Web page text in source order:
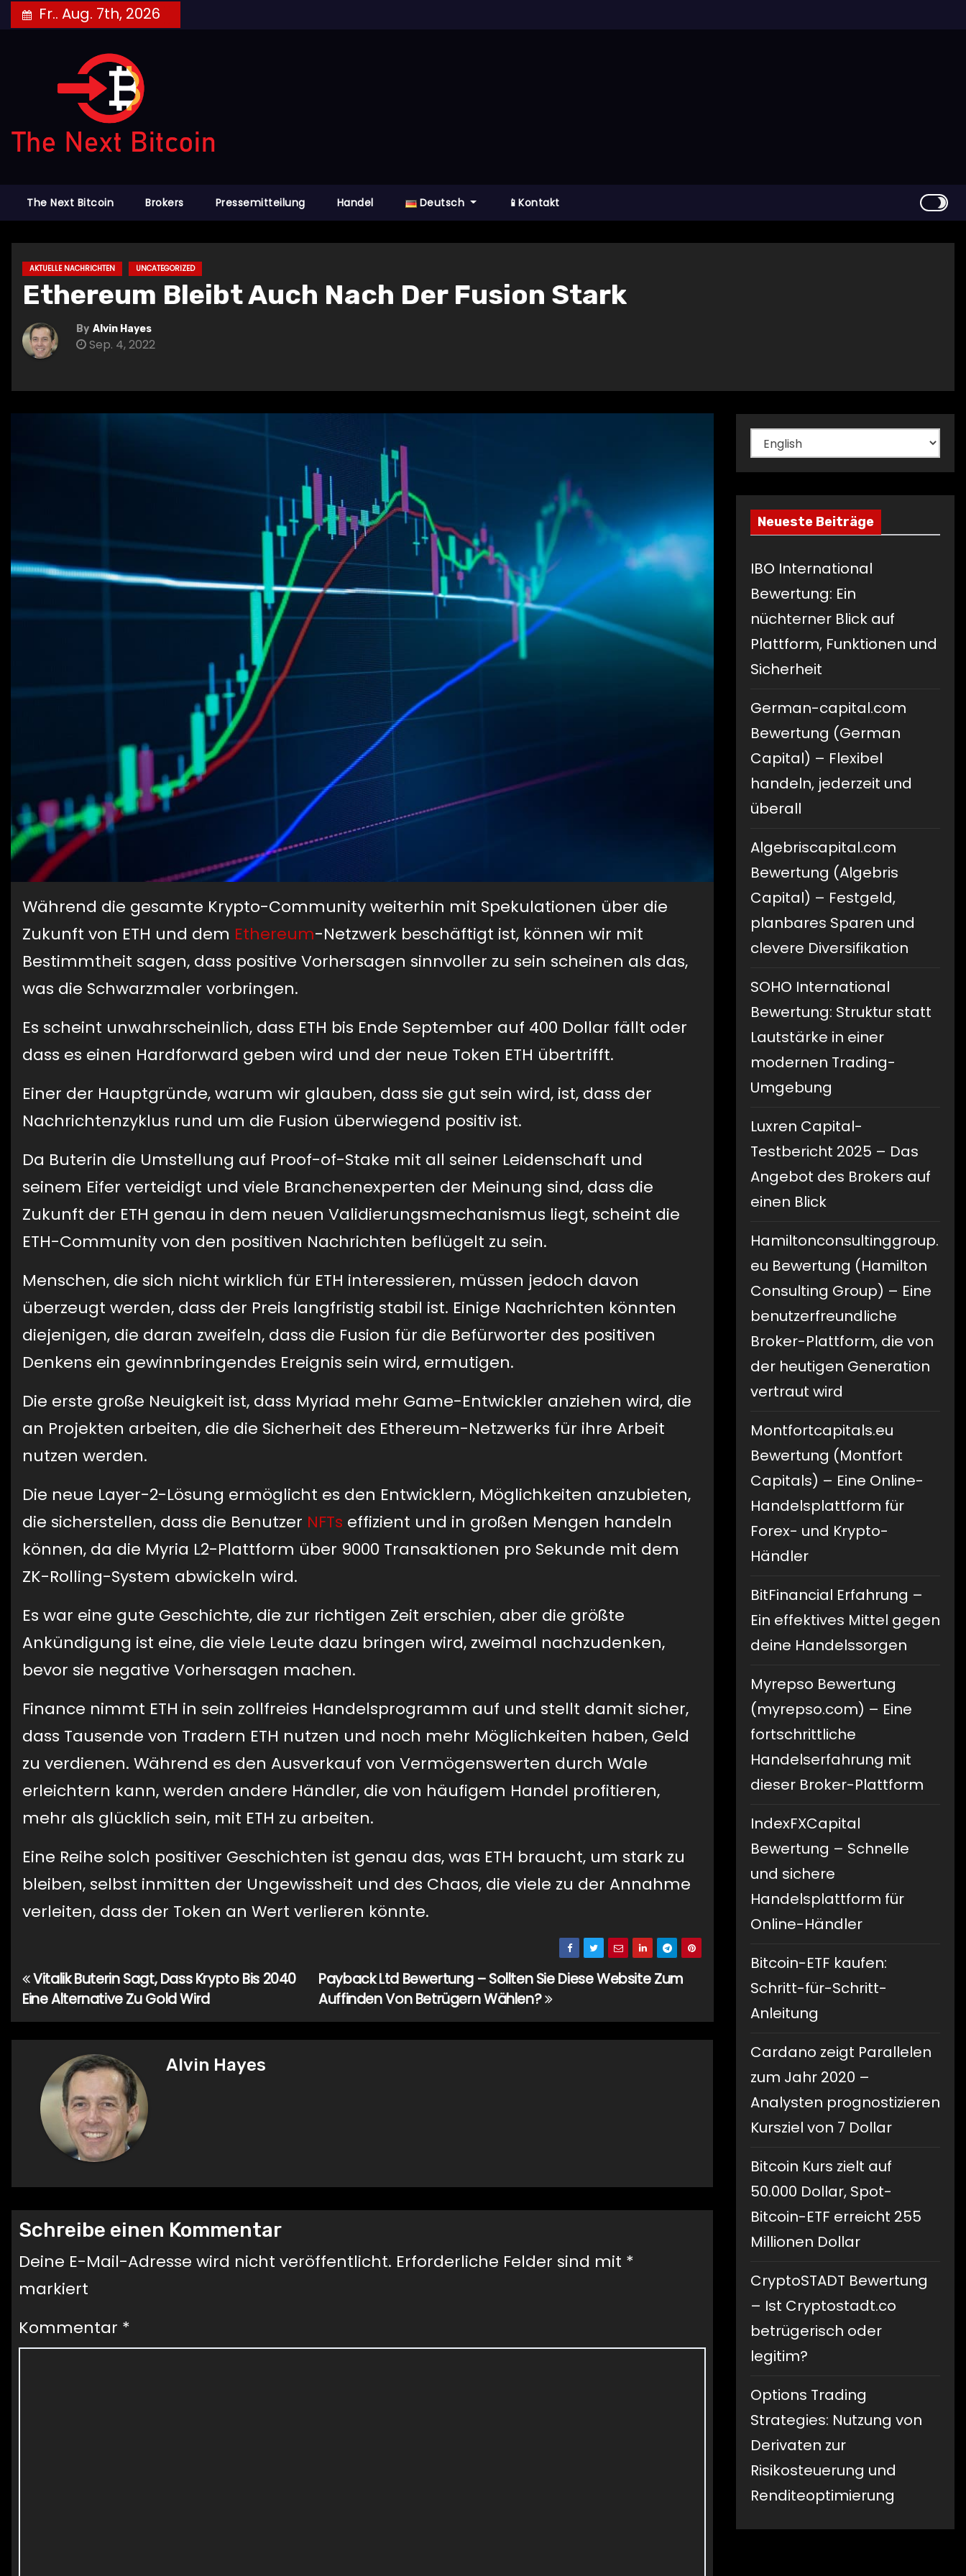
to
Fr.. Aug. 7th, 2026
The Next Bitcoin Brokers Pressemitteilung Handel Deutsch 📱Kontakt
AKTUELLE NACHRICHTEN UNCATEGORIZED
Ethereum Bleibt Auch Nach Der Fusion Stark
By Alvin Hayes
Sep. 4, 2022
Während die gesamte Krypto-Community weiterhin mit Spekulationen über die
Zukunft von ETH und dem Ethereum-Netzwerk beschäftigt ist, können wir mit
Bestimmtheit sagen, dass positive Vorhersagen sinnvoller zu sein scheinen als das,
was die Schwarzmaler vorbringen.
Es scheint unwahrscheinlich, dass ETH bis Ende September auf 400 Dollar fällt oder
dass es einen Hardforward geben wird und der neue Token ETH übertrifft.
Einer der Hauptgründe, warum wir glauben, dass sie gut sein wird, ist, dass der
Nachrichtenzyklus rund um die Fusion überwiegend positiv ist.
Da Buterin die Umstellung auf Proof-of-Stake mit all seiner Leidenschaft und
seinem Eifer verteidigt und viele Branchenexperten der Meinung sind, dass die
Zukunft der ETH genau in dem neuen Validierungsmechanismus liegt, scheint die
ETH-Community von den positiven Nachrichten beflügelt zu sein.
Menschen, die sich nicht wirklich für ETH interessieren, müssen jedoch davon
überzeugt werden, dass der Preis langfristig stabil ist. Einige Nachrichten könnten
diejenigen, die daran zweifeln, dass die Fusion für die Befürworter des positiven
Denkens ein gewinnbringendes Ereignis sein wird, ermutigen.
Die erste große Neuigkeit ist, dass Myriad mehr Game-Entwickler anziehen wird, die
an Projekten arbeiten, die die Sicherheit des Ethereum-Netzwerks für ihre Arbeit
nutzen werden.
Die neue Layer-2-Lösung ermöglicht es den Entwicklern, Möglichkeiten anzubieten,
die sicherstellen, dass die Benutzer NFTs effizient und in großen Mengen handeln
können, da die Myria L2-Plattform über 9000 Transaktionen pro Sekunde mit dem
ZK-Rolling-System abwickeln wird.
Es war eine gute Geschichte, die zur richtigen Zeit erschien, aber die größte
Ankündigung ist eine, die viele Leute dazu bringen wird, zweimal nachzudenken,
bevor sie negative Vorhersagen machen.
Finance nimmt ETH in sein zollfreies Handelsprogramm auf und stellt damit sicher,
dass Tausende von Tradern ETH nutzen und noch mehr Möglichkeiten haben, Geld
zu verdienen. Während es den Ausverkauf von Vermögenswerten durch Wale
erleichtern kann, werden andere Händler, die von häufigem Handel profitieren,
mehr als glücklich sein, mit ETH zu arbeiten.
Eine Reihe solch positiver Geschichten ist genau das, was ETH braucht, um stark zu
bleiben, selbst inmitten der Ungewissheit und des Chaos, die viele zu der Annahme
verleiten, dass der Token an Wert verlieren könnte.
Beitragsnavigation
Payback Ltd Bewertung – Sollten Sie Diese Website Zum
Auffinden Von Betrügern Wählen?
Vitalik Buterin Sagt, Dass Krypto Bis 2040
Eine Alternative Zu Gold Wird
Alvin Hayes
Schreibe einen Kommentar
Deine E-Mail-Adresse wird nicht veröffentlicht. Erforderliche Felder sind mit *
markiert
Kommentar *
Sprache
auswählen
Neueste Beiträge
IBO International
Bewertung: Ein
nüchterner Blick auf
Plattform, Funktionen und
Sicherheit
German-capital.com
Bewertung (German
Capital) – Flexibel
handeln, jederzeit und
überall
Algebriscapital.com
Bewertung (Algebris
Capital) – Festgeld,
planbares Sparen und
clevere Diversifikation
SOHO International
Bewertung: Struktur statt
Lautstärke in einer
modernen Trading-
Umgebung
Luxren Capital-
Testbericht 2025 – Das
Angebot des Brokers auf
einen Blick
Hamiltonconsultinggroup.
eu Bewertung (Hamilton
Consulting Group) – Eine
benutzerfreundliche
Broker-Plattform, die von
der heutigen Generation
vertraut wird
Montfortcapitals.eu
Bewertung (Montfort
Capitals) – Eine Online-
Handelsplattform für
Forex- und Krypto-
Händler
BitFinancial Erfahrung –
Ein effektives Mittel gegen
deine Handelssorgen
Myrepso Bewertung
(myrepso.com) – Eine
fortschrittliche
Handelserfahrung mit
dieser Broker-Plattform
IndexFXCapital
Bewertung – Schnelle
und sichere
Handelsplattform für
Online-Händler
Bitcoin-ETF kaufen:
Schritt-für-Schritt-
Anleitung
Cardano zeigt Parallelen
zum Jahr 2020 –
Analysten prognostizieren
Kursziel von 7 Dollar
Bitcoin Kurs zielt auf
50.000 Dollar, Spot-
Bitcoin-ETF erreicht 255
Millionen Dollar
CryptoSTADT Bewertung
– Ist Cryptostadt.co
betrügerisch oder
legitim?
Options Trading
Strategies: Nutzung von
Derivaten zur
Risikosteuerung und
Renditeoptimierung